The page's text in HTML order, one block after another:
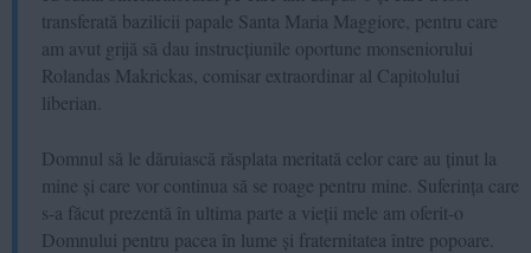
transferată bazilicii papale Santa Maria Maggiore, pentru care
am avut grijă să dau instrucțiunile oportune monseniorului
Rolandas Makrickas, comisar extraordinar al Capitolului
liberian.
Domnul să le dăruiască răsplata meritată celor care au ținut la
mine și care vor continua să se roage pentru mine. Suferința care
s-a făcut prezentă în ultima parte a vieții mele am oferit-o
Domnului pentru pacea în lume și fraternitatea între popoare.